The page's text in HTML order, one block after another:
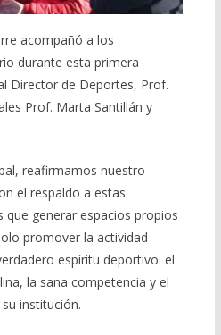
acompañó a los
durante esta primera
Director de Deportes, Prof.
Prof. Marta Santillán y
reafirmamos nuestro
el respaldo a estas
que generar espacios propios
promover la actividad
espíritu deportivo: el
la sana competencia y el
institución.